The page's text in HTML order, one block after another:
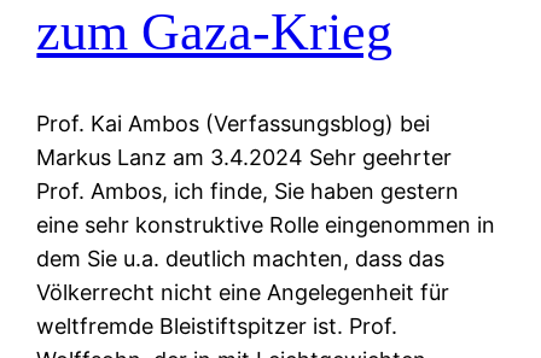
zum Gaza-Krieg
Prof. Kai Ambos (Verfassungsblog) bei
Markus Lanz am 3.4.2024 Sehr geehrter
Prof. Ambos, ich finde, Sie haben gestern
eine sehr konstruktive Rolle eingenommen in
dem Sie u.a. deutlich machten, dass das
Völkerrecht nicht eine Angelegenheit für
weltfremde Bleistiftspitzer ist. Prof.